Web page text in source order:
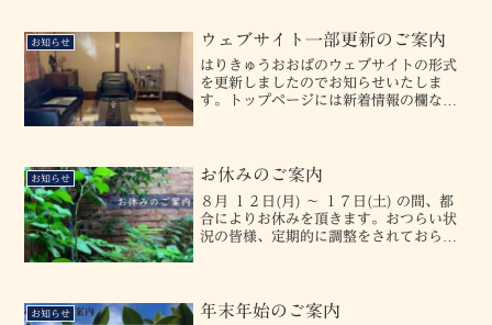
お知らせ ウェブサイト一部更新のご案内
はりきゅうおおばのウェブサイトの形式
を更新しましたのでお知らせいたしま
す。トップページには新着情報の欄など
院からのお知らせ、などのペ...
お知らせ お休みのご案内
８月 １２日(月) 〜 １７日(土) の間、都
合によりお休みを頂きます。おつらい状
況の皆様、定期的に調整をされておられ
お詫び申し上げ...
お知らせ 年末年始のご案内